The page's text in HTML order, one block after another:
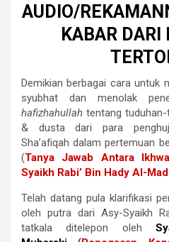
AUDIO/
KABAR DARI
Demikian berbagai cara untuk
syubhat dan menolak
hafizhahullah tentang
& dusta dari para
Sha’afiqah dalam pertemuan
(Tanya Jawab Antara
Syaikh Rabi’ Bin Hady Al-
Telah datang pula klarifikasi
oleh putra dari Asy-Syaikh
tatkala ditelepon oleh